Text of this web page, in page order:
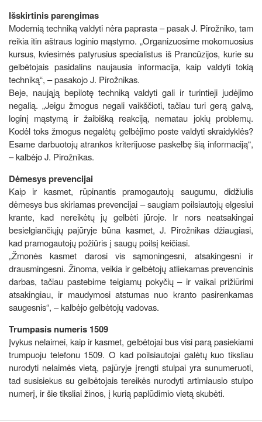
Išskirtinis parengimas
Modernią techniką valdyti nėra paprasta – pasak J. Pirožniko, tam
reikia itin aštraus loginio mąstymo. „Organizuosime mokomuosius
kursus, kviesimės patyrusius specialistus iš Prancūzijos, kurie su
gelbėtojais pasidalins naujausia informacija, kaip valdyti tokią
techniką“, – pasakojo J. Pirožnikas.
Beje, naująją bepilotę techniką valdyti gali ir turintieji judėjimo
negalią. „Jeigu žmogus negali vaikščioti, tačiau turi gerą galvą,
loginį mąstymą ir žaibišką reakciją, nematau jokių problemų.
Kodėl toks žmogus negalėtų gelbėjimo poste valdyti skraidyklės?
Esame darbuotojų atrankos kriterijuose paskelbę šią informaciją“,
– kalbėjo J. Pirožnikas.
Dėmesys prevencijai
Kaip ir kasmet, rūpinantis pramogautojų saugumu, didžiulis
dėmesys bus skiriamas prevencijai – saugiam poilsiautojų elgesiui
krante, kad nereikėtų jų gelbėti jūroje. Ir nors neatsakingai
besielgiančiųjų pajūryje būna kasmet, J. Pirožnikas džiaugiasi,
kad pramogautojų požiūris į saugų poilsį keičiasi.
„Žmonės kasmet darosi vis sąmoningesni, atsakingesni ir
drausmingesni. Žinoma, veikia ir gelbėtojų atliekamas prevencinis
darbas, tačiau pastebime teigiamų pokyčių – ir vaikai prižiūrimi
atsakingiau, ir maudymosi atstumas nuo kranto pasirenkamas
saugesnis“, – kalbėjo gelbėtojų vadovas.
Trumpasis numeris 1509
Įvykus nelaimei, kaip ir kasmet, gelbėtojai bus visi parą pasiekiami
trumpuoju telefonu 1509. O kad poilsiautojai galėtų kuo tiksliau
nurodyti nelaimės vietą, pajūryje įrengti stulpai yra sunumeruoti,
tad susisiekus su gelbėtojais tereikės nurodyti artimiausio stulpo
numerį, ir šie tiksliai žinos, į kurią paplūdimio vietą skubėti.